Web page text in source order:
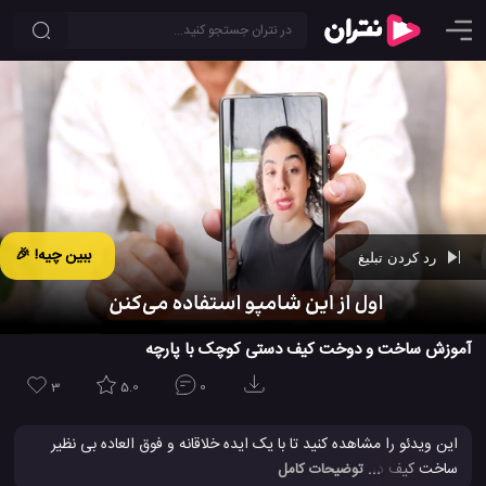
ببین چیه! 🎉
Ad -
آموزش ساخت و دوخت کیف دستی کوچک با پارچه
3 5.0 0
این ویدئو را مشاهده کنید تا با یک ایده خلاقانه و فوق العاده بی نظیر
ساخت کیف دستی جذاب و شیک آشنا شوید. این یک کیف پارچه ای
... توضیحات کامل